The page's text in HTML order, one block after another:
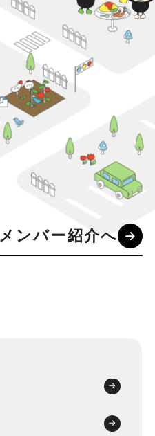
メンバー紹介へ